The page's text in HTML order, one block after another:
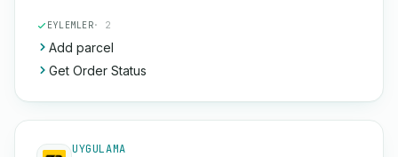
EYLEMLER· 2
Add parcel
Get Order Status
UYGULAMA